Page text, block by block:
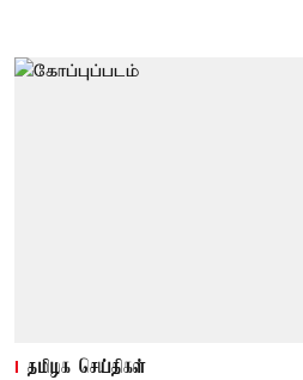
தமிழக செய்திகள்